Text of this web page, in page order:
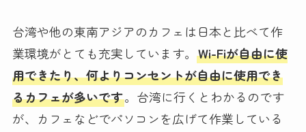
台湾や他の東南アジアのカフェは日本と比べて作
業環境がとても充実しています。 Wi-Fiが自由に使
用できたり、何よりコンセントが自由に使用でき
るカフェが多いです。台湾に行くとわかるのです
が、カフェなどでパソコンを広げて作業している